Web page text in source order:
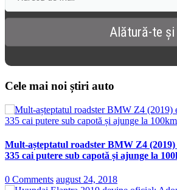
Cele mai noi știri auto
Mult-așteptatul roadster BMW Z4 (2019)
335 cai putere sub capotă și ajunge la
0 Comments august 24, 2018